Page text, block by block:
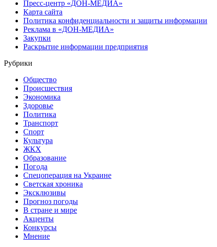
Пресс-центр «ДОН-МЕДИА»
Карта сайта
Политика конфиденциальности и защиты информации
Реклама в «ДОН-МЕДИА»
Закупки
Раскрытие информации предприятия
Рубрики
Общество
Происшествия
Экономика
Здоровье
Политика
Транспорт
Спорт
Культура
ЖКХ
Образование
Погода
Спецоперация на Украине
Светская хроника
Эксклюзивы
Прогноз погоды
В стране и мире
Акценты
Конкурсы
Мнение